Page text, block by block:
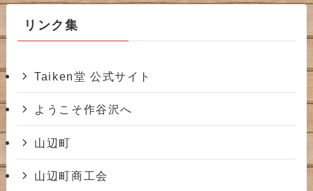
ブリンク集
Taiken堂 公式サイト
ようこそ作谷沢へ
山辺町
山辺町商工会